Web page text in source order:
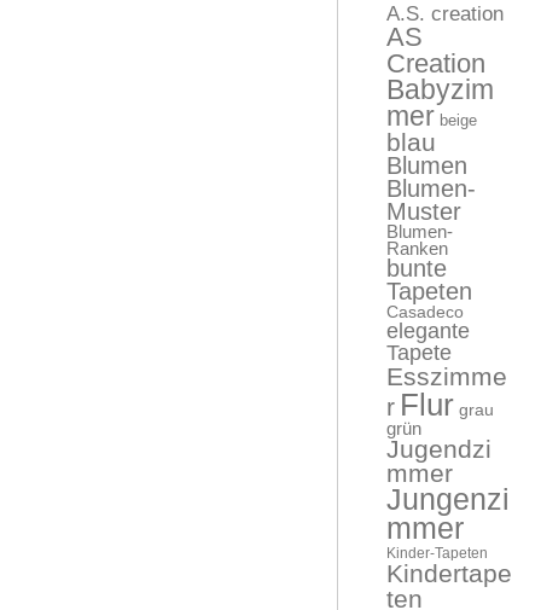
A.S. creation
AS
Creation
Babyzim
mer beige
blau
Blumen
Blumen-
Muster
Blumen-
Ranken
bunte
Tapeten
Casadeco
elegante
Tapete
Esszimme
r Flur grau
grün
Jugendzi
mmer
Jungenzi
mmer
Kinder-Tapeten
Kindertape
ten